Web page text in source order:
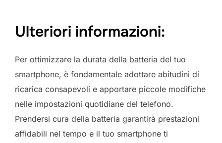
Ulteriori informazioni:
Per ottimizzare la durata della batteria del tuo
smartphone, è fondamentale adottare abitudini di
ricarica consapevoli e apportare piccole modifiche
nelle impostazioni quotidiane del telefono.
Prendersi cura della batteria garantirà prestazioni
affidabili nel tempo e il tuo smartphone ti